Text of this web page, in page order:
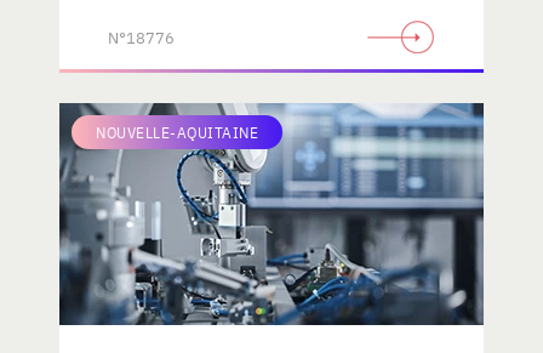
N°18776
NOUVELLE-AQUITAINE